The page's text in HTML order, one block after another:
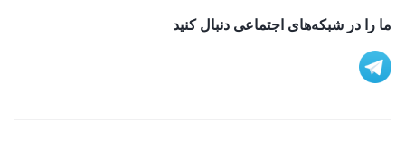
ما را در شبکه‌های اجتماعی دنبال کنید